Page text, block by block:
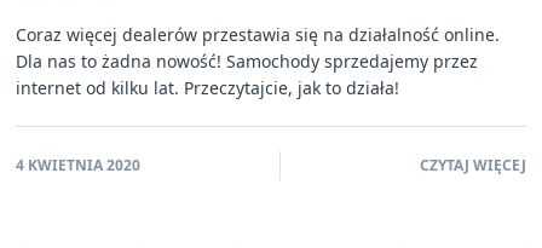
Coraz więcej dealerów przestawia się na działalność online.
Dla nas to żadna nowość! Samochody sprzedajemy przez
internet od kilku lat. Przeczytajcie, jak to działa!
4 KWIETNIA 2020 CZYTAJ WIĘCEJ